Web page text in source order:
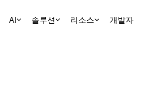
AI 솔루션 리소스 개발자